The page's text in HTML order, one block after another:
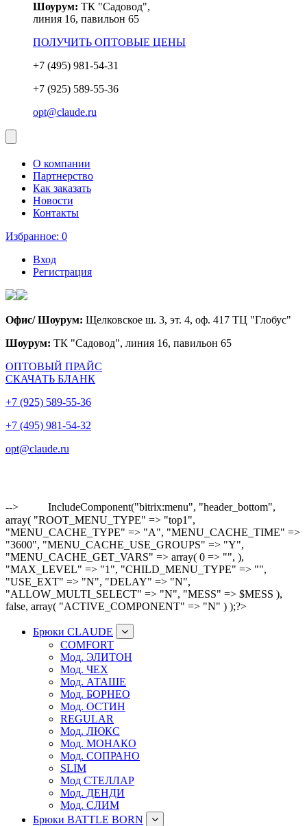
Шоурум: ТК "Садовод",
линия 16, павильон 65
ПОЛУЧИТЬ ОПТОВЫЕ ЦЕНЫ
+7 (495) 981-54-31
+7 (925) 589-55-36
opt@claude.ru
О компании
Партнерство
Как заказать
Новости
Контакты
Избранное: 0
Вход
Регистрация
Офис/ Шоурум: Щелковское ш. 3, эт. 4, оф. 417 ТЦ "Глобус"
Шоурум: ТК "Садовод", линия 16, павильон 65
ОПТОВЫЙ ПРАЙС
СКАЧАТЬ БЛАНК
+7 (925) 589-55-36
+7 (495) 981-54-32
opt@claude.ru
-->
IncludeComponent("bitrix:menu", "header_bottom",
array( "ROOT_MENU_TYPE" => "top1",
"MENU_CACHE_TYPE" => "A", "MENU_CACHE_TIME" =>
"3600", "MENU_CACHE_USE_GROUPS" => "Y",
"MENU_CACHE_GET_VARS" => array( 0 => "", ),
"MAX_LEVEL" => "1", "CHILD_MENU_TYPE" => "",
"USE_EXT" => "N", "DELAY" => "N",
"ALLOW_MULTI_SELECT" => "N", "MESS" => $MESS ),
false, array( "ACTIVE_COMPONENT" => "N" ) );?>
Брюки CLAUDE
COMFORT
Мод. ЭЛИТОН
Мод. ЧЕХ
Мод. АТАШЕ
Мод. БОРНЕО
Мод. ОСТИН
REGULAR
Мод. ЛЮКС
Мод. МОНАКО
Мод. СОПРАНО
SLIM
Мод СТЕЛЛАР
Мод. ДЕНДИ
Мод. СЛИМ
Брюки BATTLE BORN